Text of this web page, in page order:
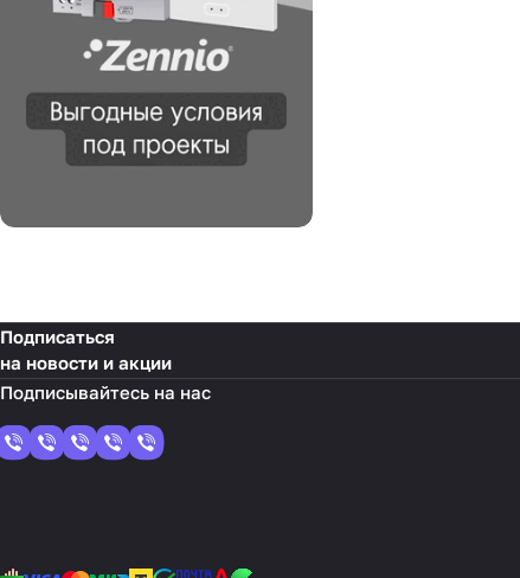
Подписаться
на новости и акции